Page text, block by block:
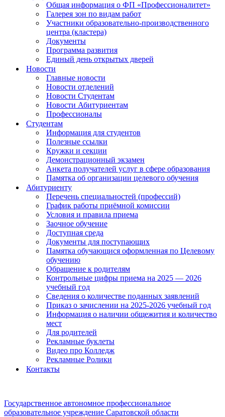
Общая информация о ФП «Профессионалитет»
Галерея зон по видам работ
Участники образовательно-производственного
центра (кластера)
Документы
Программа развития
Единый день открытых дверей
Новости
Главные новости
Новости отделений
Новости Студентам
Новости Абитуриентам
Профессионалы
Студентам
Информация для студентов
Полезные ссылки
Кружки и секции
Демонстрационный экзамен
Анкета получателей услуг в сфере образования
Памятка об организации целевого обучения
Абитуриенту
Перечень специальностей (профессий)
График работы приёмной комиссии
Условия и правила приема
Заочное обучение
Доступная среда
Документы для поступающих
Памятка обучающися оформленная по Целевому
обучению
Обращение к родителям
Контрольные цифры приема на 2025 — 2026
учебный год
Сведения о количестве поданных заявлений
Приказ о зачислении на 2025-2026 учебный год
Информация о наличии общежития и количество
мест
Для родителей
Рекламные буклеты
Видео про Колледж
Рекламные Ролики
Контакты
Государственное автономное профессиональное
образовательное учреждение Саратовской области